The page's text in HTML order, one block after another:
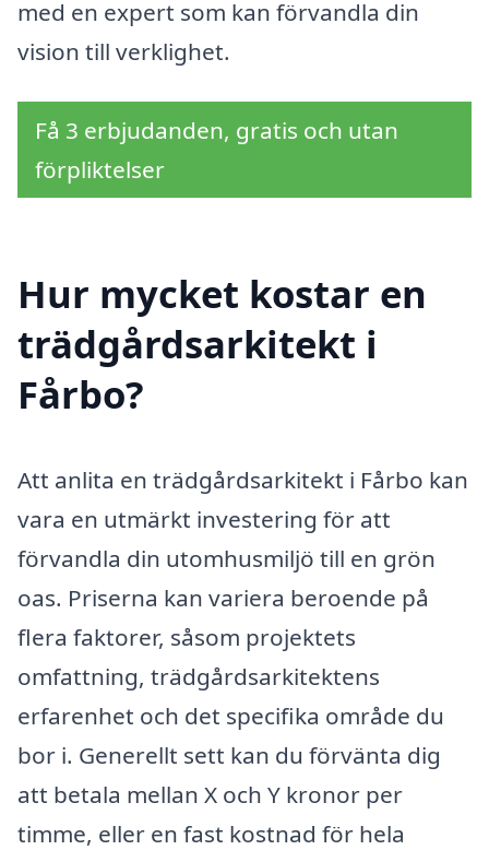
med en expert som kan förvandla din
vision till verklighet.
Få 3 erbjudanden, gratis och utan
förpliktelser
Hur mycket kostar en
trädgårdsarkitekt i
Fårbo?
Att anlita en trädgårdsarkitekt i Fårbo kan
vara en utmärkt investering för att
förvandla din utomhusmiljö till en grön
oas. Priserna kan variera beroende på
flera faktorer, såsom projektets
omfattning, trädgårdsarkitektens
erfarenhet och det specifika område du
bor i. Generellt sett kan du förvänta dig
att betala mellan X och Y kronor per
timme, eller en fast kostnad för hela